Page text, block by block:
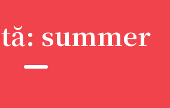
summer